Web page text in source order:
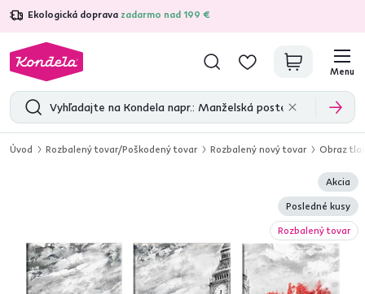
Ekologická doprava zadarmo nad 199 €
4,7 31 211overených produktových recenzií
Menu
Úvod Rozbalený tovar/Poškodený tovar Rozbalený nový tovar Obraz
Akcia
Posledné kusy
Rozbalený tovar